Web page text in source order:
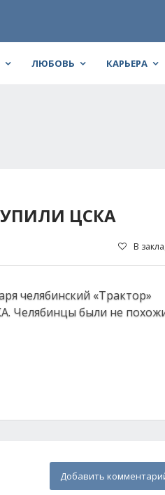
ЛЮБОВЬ КАРЬЕРА
ЦСКА
В
челябинский «Трактор»
Челябинцы были не
Добавить